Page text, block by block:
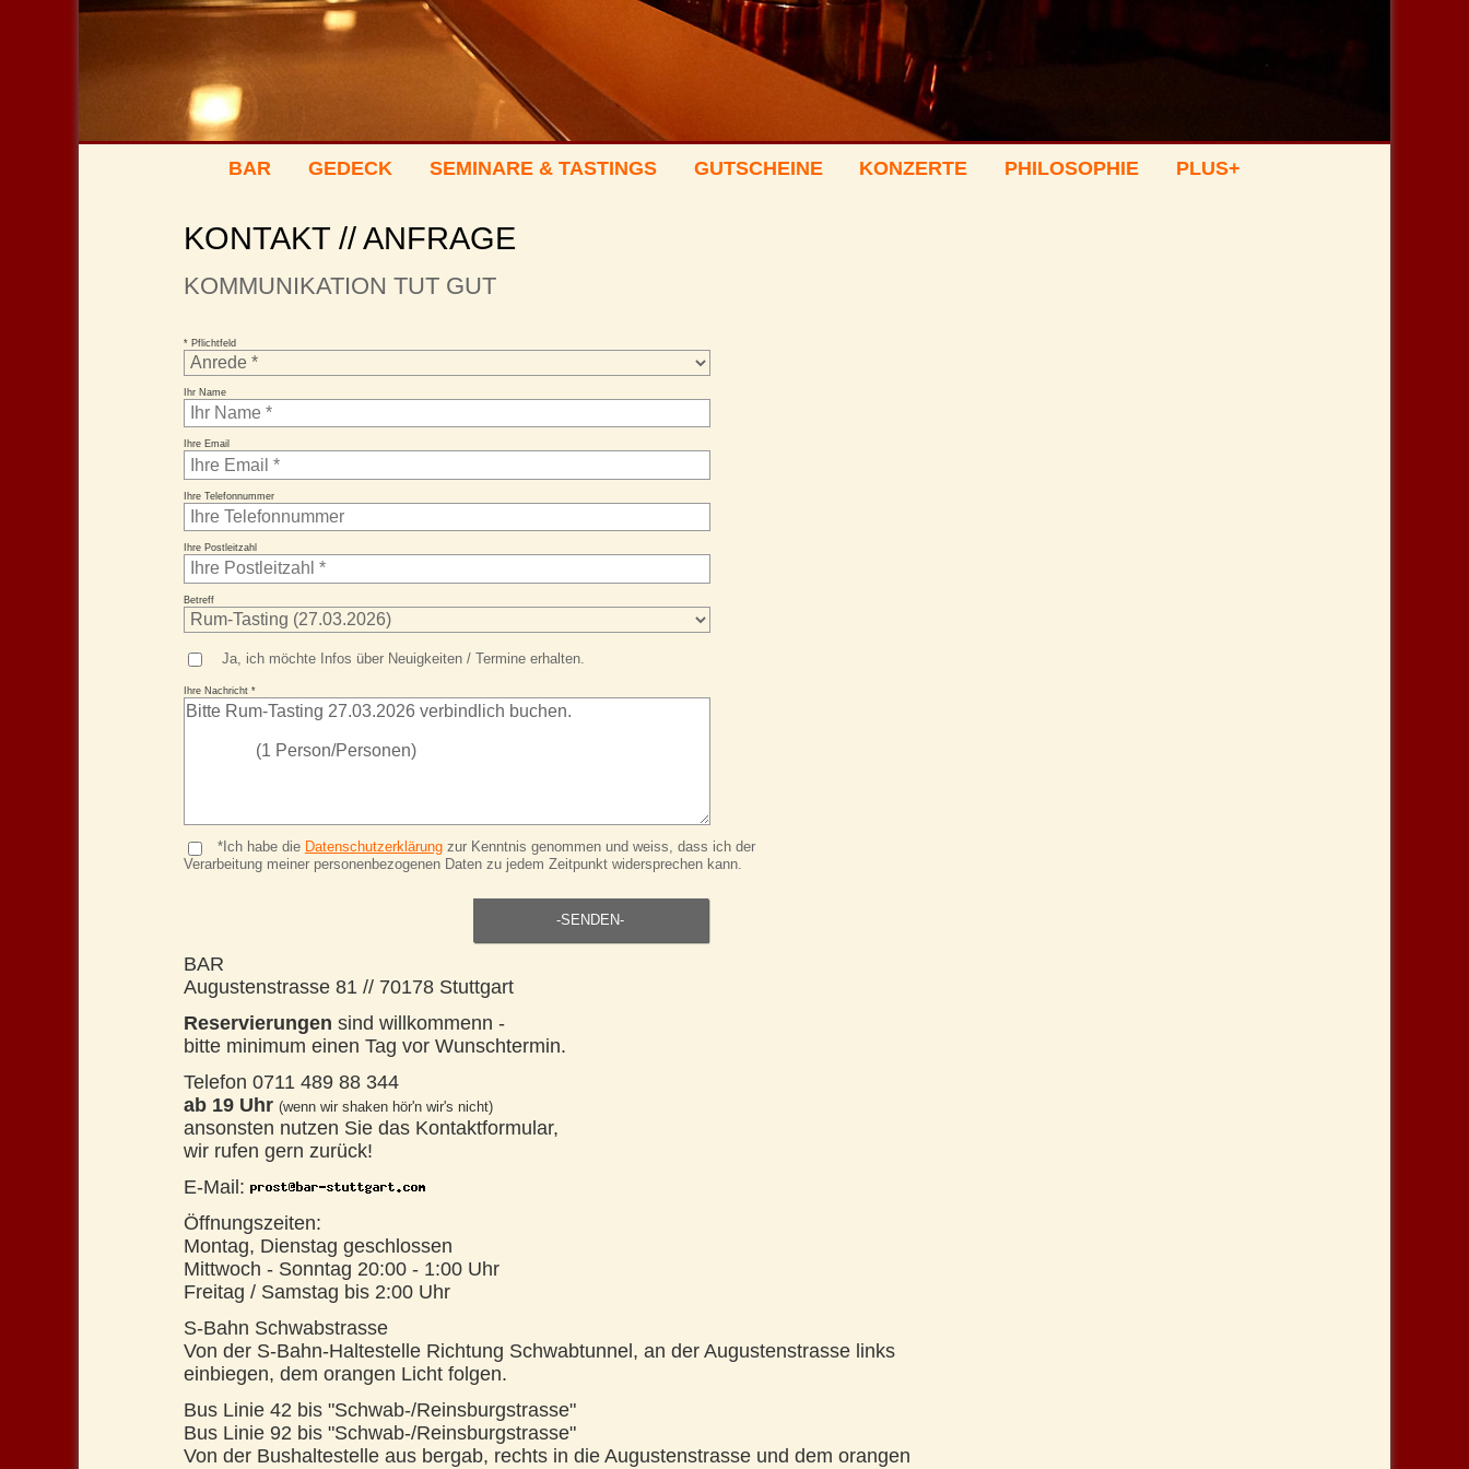
BAR GEDECK SEMINARE & TASTINGS GUTSCHEINE KONZERTE PHILOSOPHIE PLUS+
KONTAKT // ANFRAGE
KOMMUNIKATION TUT GUT
* Pflichtfeld
Ihr Name
Ihre Email
Ihre Telefonnummer
Ihre Postleitzahl
Betreff
Ja, ich möchte Infos über Neuigkeiten / Termine erhalten.
Ihre Nachricht *
*Ich habe die Datenschutzerklärungzur Kenntnis genommen und weiss, dass ich der
Verarbeitung meiner personenbezogenen Daten zu jedem Zeitpunkt widersprechen kann.
BAR
Augustenstrasse 81 // 70178 Stuttgart
Reservierungen sind willkommenn -
bitte minimum einen Tag vor Wunschtermin.
Telefon 0711 489 88 344
ab 19 Uhr (wenn wir shaken hör'n wir's nicht)
ansonsten nutzen Sie das Kontaktformular,
wir rufen gern zurück!
E-Mail:
Öffnungszeiten:
Montag, Dienstag geschlossen
Mittwoch - Sonntag 20:00 - 1:00 Uhr
Freitag / Samstag bis 2:00 Uhr
S-Bahn Schwabstrasse
Von der S-Bahn-Haltestelle Richtung Schwabtunnel, an der Augustenstrasse links
einbiegen, dem orangen Licht folgen.
Bus Linie 42 bis "Schwab-/Reinsburgstrasse"
Bus Linie 92 bis "Schwab-/Reinsburgstrasse"
Von der Bushaltestelle aus bergab, rechts in die Augustenstrasse und dem orangen